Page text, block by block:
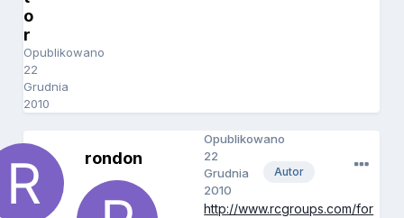
o
r
Opublikowano
22
Grudnia
2010
rondon
Autor
Opublikowano
22
Grudnia
2010
http://www.rcgroups.com/for